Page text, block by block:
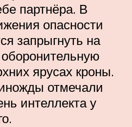
партнёра. В
опасности
запрыгнуть на
ярусах кроны.
отмечали
интеллекта у